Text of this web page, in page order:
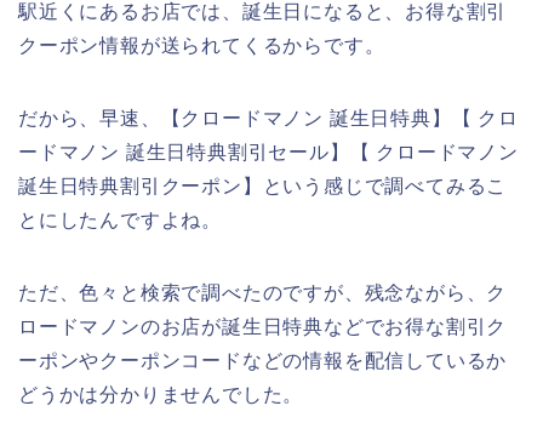
駅近くにあるお店では、誕生日になると、お得な割引
クーポン情報が送られてくるからです。
だから、早速、【クロードマノン 誕生日特典】【 クロ
ードマノン 誕生日特典割引セール】【 クロードマノン
誕生日特典割引クーポン】という感じで調べてみるこ
とにしたんですよね。
ただ、色々と検索で調べたのですが、残念ながら、ク
ロードマノンのお店が誕生日特典などでお得な割引ク
ーポンやクーポンコードなどの情報を配信しているか
どうかは分かりませんでした。